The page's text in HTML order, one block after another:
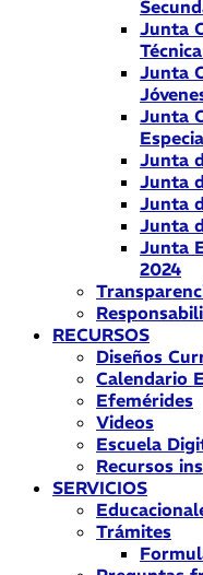
Junta
Junta
Junta
Junta
Junta
Junta
Junta
Junta
2024
RECURSOS
Diseños
Calendario
Efemérides
Videos
Escuela
Recursos
SERVICIOS
Trámites